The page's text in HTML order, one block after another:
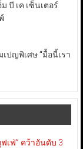
บี เค เซ็นเตอร์
ปญพิเศษ “มื้อนี้เรา
เฟ่” คว้าอันดับ 3